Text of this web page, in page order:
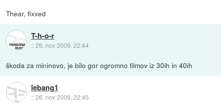
Thear, fixxed
T-h-o-r
::26. nov 2009, 22:44
škoda za mininovo, je bilo gor ogromno filmov iz 30ih in 40ih
lebang1
::26. nov 2009, 22:45